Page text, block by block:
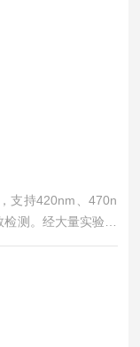
⽀持420nm、470n
测。经⼤量实验证
积⼩、重量轻、便
释所需的时间。可